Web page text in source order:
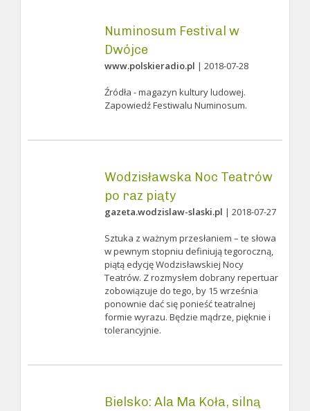
Numinosum Festival w
Dwójce
www.polskieradio.pl | 2018-07-28
Źródła - magazyn kultury ludowej.
Zapowiedź Festiwalu Numinosum.
Wodzisławska Noc Teatrów
po raz piąty
gazeta.wodzislaw-slaski.pl | 2018-07-27
Sztuka z ważnym przesłaniem – te słowa
w pewnym stopniu definiują tegoroczną,
piątą edycję Wodzisławskiej Nocy
Teatrów. Z rozmysłem dobrany repertuar
zobowiązuje do tego, by 15 września
ponownie dać się ponieść teatralnej
formie wyrazu. Będzie mądrze, pięknie i
tolerancyjnie.
Bielsko: Ala Ma Koła, silną